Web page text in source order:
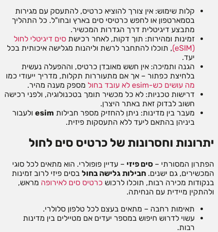
קלות שימוש: אין צורך להוציא כרטיס, להתעסק עם מגירות
בסמארטפון או לחפש כרטיסי סים בארץ ובחו"ל. כל התהליך
מתבצע דיגיטלית דרך הגדרות המכשיר.
זמינות ומהירות: תוך דקות, לאחר רכישת סים דיגיטלי לחול
(eSIM)
, תוכלו להתחבר לרשת וליהנות מגלישה איכותית בכל
יעד.
הגנה ותמיכה: אין חשש מאובדן כרטיס, וההפעלה נעשית
בלחיצת כפתור – אך אם מתעוררות תקלות, מדריך ייעודי כמו
מה עושים כש-esim לא עובד בחול
מספק מענה מהיר.
דרישות טכניות: לא כל מכשיר תומך בטכנולוגיה, ולפני רכישה
חשוב לבדוק זאת באתר היצרן.
מעבר בין מדינות: ניתן להחזיק מספר חבילות esim ולעבור
ביניהן בהתאם ליעד ללא התעסקות פיזית.
יתרונות וחסרונות של כרטיס סים לחול
הפתרון המסורתי – סים פיזי – עדיין פופולרי. הוא מתאים לכל סוגי
המכשירים, גם ישנים. חבילות גלישה בחול בסים פיזי לרוב זמינות
בנקודות מכירה רבות, תוכלו לרכוש כרטיס סים לאירופה מראש,
ולהתקין מיידית עם הנחיתה.
תאימות רחבה – מתאים בעצם לכל טלפון סלולרי.
עשוי לדרוש חיפוש במספר יעדים אם מטיילים בין מדינות
רבות.